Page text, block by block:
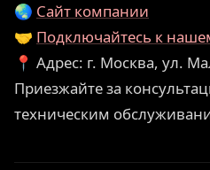
🌏 Сайт компании
🤝 Подключайтесь к
📍 Адрес: г. Москва, ул.
Приезжайте за
техническим